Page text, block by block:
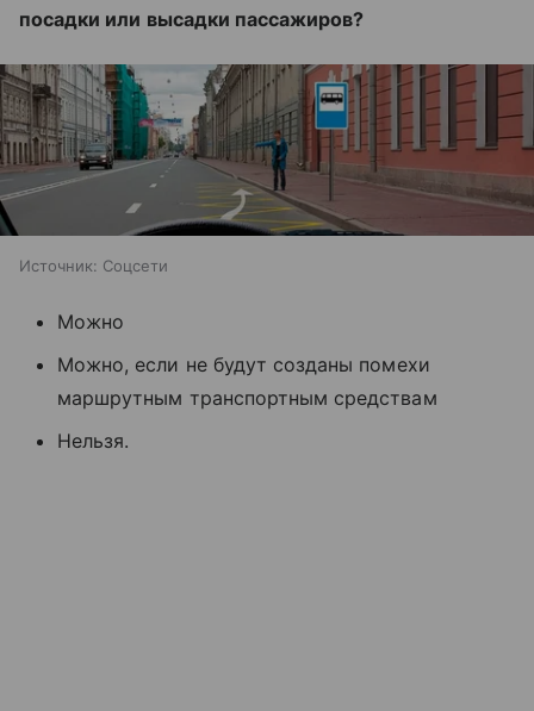
посадки или высадки пассажиров?
Источник: Соцсети
Можно
Можно, если не будут созданы помехи
маршрутным транспортным средствам
Нельзя.